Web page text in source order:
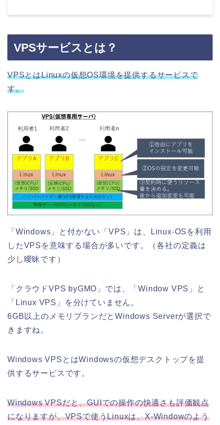
VPSサービスとは？
VPSとはLinuxの仮想OS環境を提供するサービスで
す。
「Windows」と付かない「VPS」は、Linux-OSを利用
したVPSを意味する場合が多いです。（各社の定義は
少し曖昧です）
「クラウドVPS byGMO」では、「Window VPS」と
「Linux VPS」を分けていません。
6GB以上のメモリプランだとWindows Serverが選択で
きますね。
Windows VPSとはWindowsの仮想デスクトップを提
供するサービスです。
Windows VPSだと、GUIでの操作の快適さも評価観点
になりますが、VPSで使うLinuxは、X-Windowのよう